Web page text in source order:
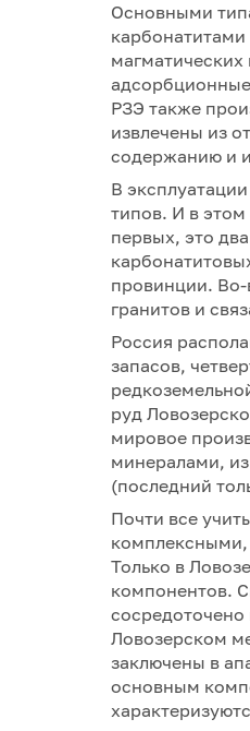
Основными
РЗЭ также
извлечены из
содержанию и
В
типов. И в
первых, это
провинции.
гранитов и
Россия
запасов,
руд
мировое
минералами,
(последний
Почти все
Только в
компонентов.
Ловозерском
заключены в
основным